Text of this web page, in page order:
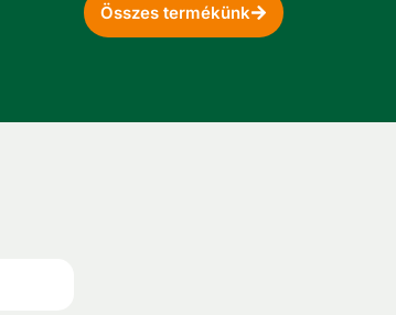
Összes termékünk